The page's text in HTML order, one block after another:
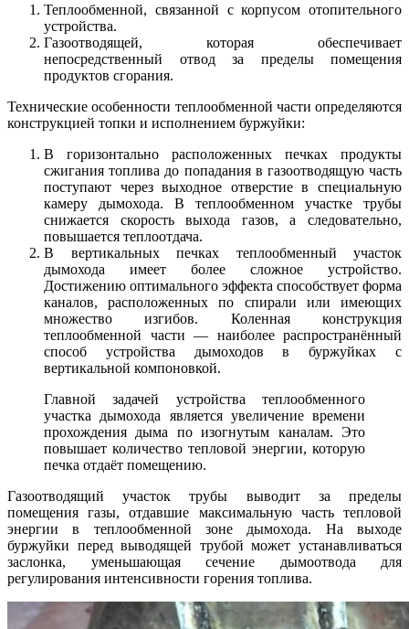
Теплообменной, связанной с корпусом отопительного
устройства.
Газоотводящей, которая обеспечивает
непосредственный отвод за пределы помещения
продуктов сгорания.
Технические особенности теплообменной части определяются
конструкцией топки и исполнением буржуйки:
В горизонтально расположенных печках продукты
сжигания топлива до попадания в газоотводящую часть
поступают через выходное отверстие в специальную
камеру дымохода. В теплообменном участке трубы
снижается скорость выхода газов, а следовательно,
повышается теплоотдача.
В вертикальных печках теплообменный участок
дымохода имеет более сложное устройство.
Достижению оптимального эффекта способствует форма
каналов, расположенных по спирали или имеющих
множество изгибов. Коленная конструкция
теплообменной части — наиболее распространённый
способ устройства дымоходов в буржуйках с
вертикальной компоновкой.
Главной задачей устройства теплообменного
участка дымохода является увеличение времени
прохождения дыма по изогнутым каналам. Это
повышает количество тепловой энергии, которую
печка отдаёт помещению.
Газоотводящий участок трубы выводит за пределы
помещения газы, отдавшие максимальную часть тепловой
энергии в теплообменной зоне дымохода. На выходе
буржуйки перед выводящей трубой может устанавливаться
заслонка, уменьшающая сечение дымоотвода для
регулирования интенсивности горения топлива.